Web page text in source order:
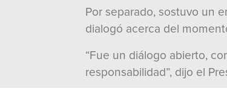
Por separado, sostuvo un
dialogó acerca del
“Fue un diálogo abierto,
responsabilidad”, dijo el